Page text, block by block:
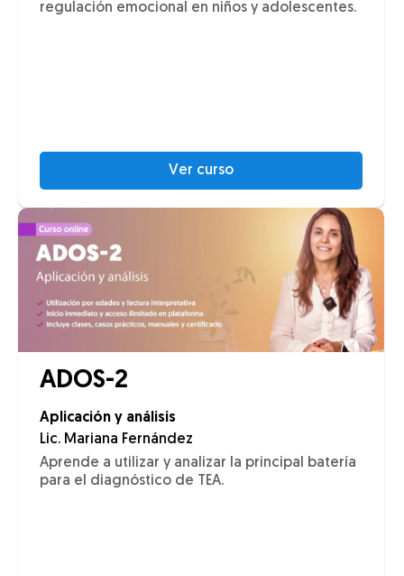
regulación emocional en niños y adolescentes.
Ver curso
ADOS-2
Aplicación y análisis
Lic. Mariana Fernández
Aprende a utilizar y analizar la principal batería
para el diagnóstico de TEA.